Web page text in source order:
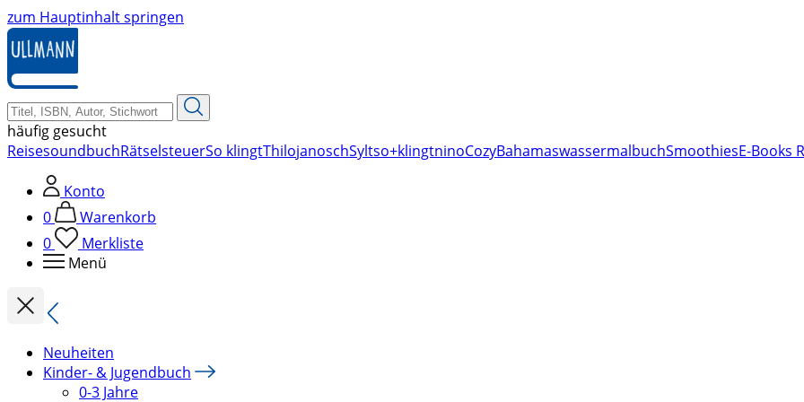
zum Hauptinhalt springen
häufig gesucht
ReisesoundbuchRätselsteuerSo klingtThilojanoschSyltso+klingtninoCozyBahamaswassermalbuchSmoothiesE-Books
Konto
0
Warenkorb
0
Merkliste
Menü
Neuheiten
Kinder- & Jugendbuch
0-3 Jahre